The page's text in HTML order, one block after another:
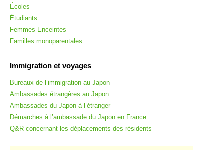
Écoles
Étudiants
Femmes Enceintes
Familles monoparentales
Immigration et voyages
Bureaux de l’immigration au Japon
Ambassades étrangères au Japon
Ambassades du Japon à l’étranger
Démarches à l’ambassade du Japon en France
Q&R concernant les déplacements des résidents